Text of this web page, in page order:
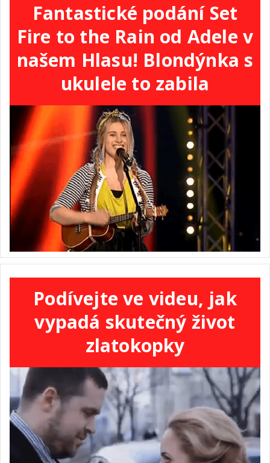
Fantastické podání Set
Fire to the Rain od Adele v
našem Hlasu! Blondýnka s
ukulele to zabila
Podívejte ve videu, jak
vypadá skutečný život
zlatokopky